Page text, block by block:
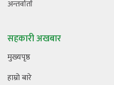
अन्तर्वार्ता
सहकारी अखबार
मुख्यपृष्ठ
हाम्रो बारे